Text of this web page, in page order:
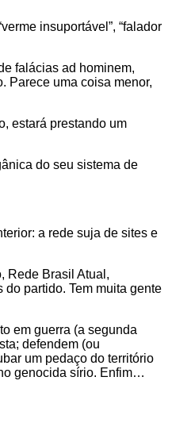
insuportável”, “falador
falácias ad hominem,
Parece uma coisa menor,
estará prestando um
do seu sistema de
a rede suja de sites e
Rede Brasil Atual,
partido. Tem muita gente
em guerra (a segunda
defendem (ou
um pedaço do território
genocida sírio. Enfim…